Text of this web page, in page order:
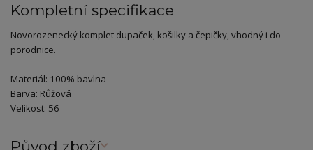
Kompletní specifikace
Novorozenecký komplet dupaček, košilky a čepičky, vhodný i do
porodnice.
Materiál: 100% bavlna
Barva: Růžová
Velikost: 56
Původ zboží